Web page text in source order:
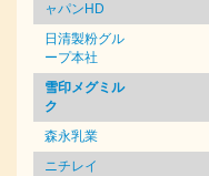
ャパンHD
日清製粉グル
ープ本社
雪印メグミル
ク
森永乳業
ニチレイ